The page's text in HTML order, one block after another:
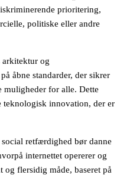
prioritering,
politiske eller andre
arkitektur og
åbne standarder, der sikrer
for alle. Dette
teknologisk innovation, der er
retfærdighed bør danne
internettet opererer og
og flersidig måde, baseret på